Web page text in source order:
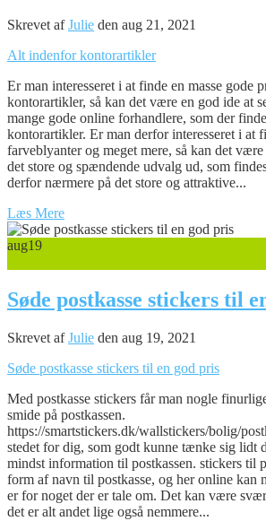
Skrevet afJulie den aug 21, 2021
Alt indenfor kontorartikler
Er man interesseret i at finde en masse gode
kontorartikler, så kan det være en god ide at
mange gode online forhandlere, som der
kontorartikler. Er man derfor interesseret i at
farveblyanter og meget mere, så kan det
det store og spændende udvalg ud, som
derfor nærmere på det store og attraktive...
Læs Mere
aug19
Søde postkasse stickers til
Skrevet afJulie den aug 19, 2021
Søde postkasse stickers til en god pris
Med postkasse stickers får man nogle
smide på postkassen.
https://smartstickers.dk/wallstickers/bolig/
stedet for dig, som godt kunne tænke sig lidt
mindst information til postkassen. stickers til
form af navn til postkasse, og her online kan
er for noget der er tale om. Det kan være
det er alt andet lige også nemmere...